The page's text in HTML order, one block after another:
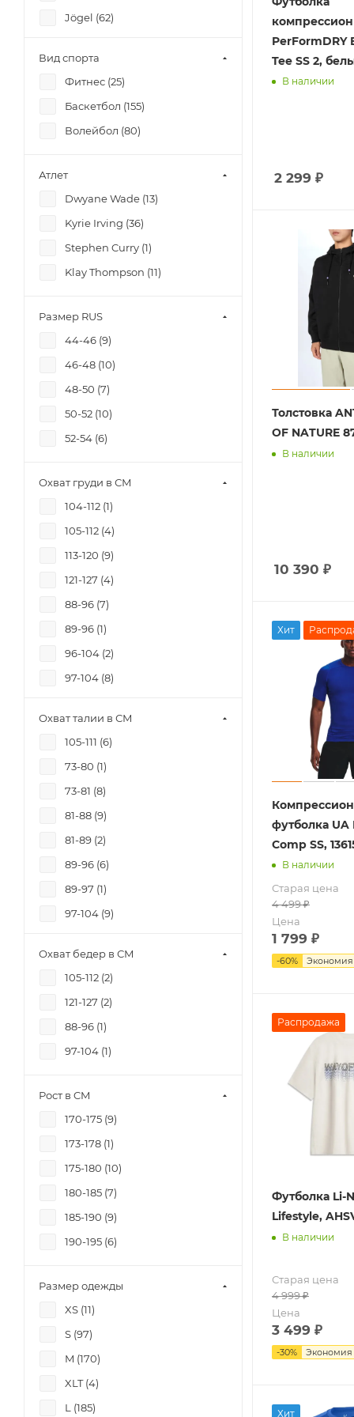
PerFormDRY
Tee SS 2,
В наличии
2 299 ₽
Толстовка
OF NATURE
В наличии
10 390 ₽
Хит
футболка UA
Comp SS,
В наличии
Старая цена
4 499₽
Цена
1 799 ₽
-60%
Распродажа
Футболка Li-
Lifestyle,
В наличии
Старая цена
4 999₽
Цена
3 499 ₽
-30% Экономия
Хит
Jögel (62)
Вид спорта
Фитнес (25)
Баскетбол (155)
Волейбол (80)
Атлет
Dwyane Wade (13)
Kyrie Irving (36)
Stephen Curry (1)
Klay Thompson (11)
Размер RUS
44-46 (9)
46-48 (10)
48-50 (7)
50-52 (10)
52-54 (6)
Охват груди в СМ
104-112 (1)
105-112 (4)
113-120 (9)
121-127 (4)
88-96 (7)
89-96 (1)
96-104 (2)
97-104 (8)
Охват талии в СМ
105-111 (6)
73-80 (1)
73-81 (8)
81-88 (9)
81-89 (2)
89-96 (6)
89-97 (1)
97-104 (9)
Охват бедер в СМ
105-112 (2)
121-127 (2)
88-96 (1)
97-104 (1)
Рост в CM
170-175 (9)
173-178 (1)
175-180 (10)
180-185 (7)
185-190 (9)
190-195 (6)
Размер одежды
XS (11)
S (97)
M (170)
XLT (4)
L (185)